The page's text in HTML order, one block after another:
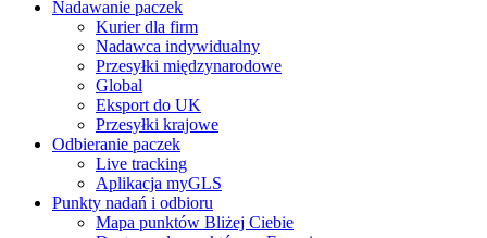
Nadawanie paczek
Kurier dla firm
Nadawca indywidualny
Przesyłki międzynarodowe
Global
Eksport do UK
Przesyłki krajowe
Odbieranie paczek
Live tracking
Aplikacja myGLS
Punkty nadań i odbioru
Mapa punktów Bliżej Ciebie